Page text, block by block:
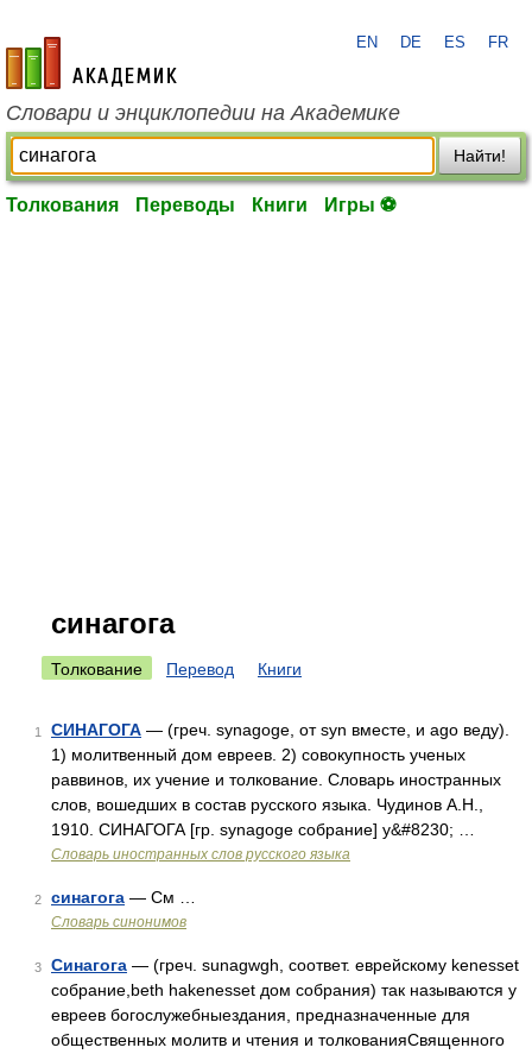
academic.ru
EN DE ES FR
Словари и энциклопедии на Академике
Найти!
Толкования Переводы Книги Игры ⚽
синагога
Толкование Перевод Книги
1 СИНАГОГА — (греч. synagoge, от syn вместе, и ago веду).
1) молитвенный дом евреев. 2) совокупность ученых
раввинов, их учение и толкование. Словарь иностранных
слов, вошедших в состав русского языка. Чудинов А.Н.,
1910. СИНАГОГА [гр. synagoge собрание] у&#8230; …
Словарь иностранных слов русского языка
2 синагога — См …
Словарь синонимов
3 Синагога — (греч. sunagwgh, соответ. еврейскому kenesset
собрание,beth hakenesset дом собрания) так называются у
евреев богослужебныездания, предназначенные для
общественных молитв и чтения и толкованияСвященного